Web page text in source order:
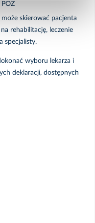
skierować pacjenta
rehabilitację, leczenie
specjalisty.
wyboru lekarza i
deklaracji, dostępnych